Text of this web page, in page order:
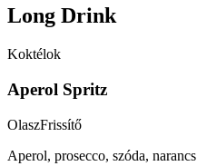
Long Drink
Koktélok
Aperol Spritz
OlaszFrissítő
Aperol, prosecco, szóda, narancs